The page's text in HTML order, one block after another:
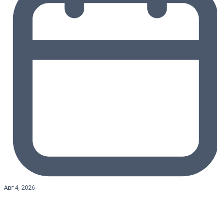
Авг 4, 2026